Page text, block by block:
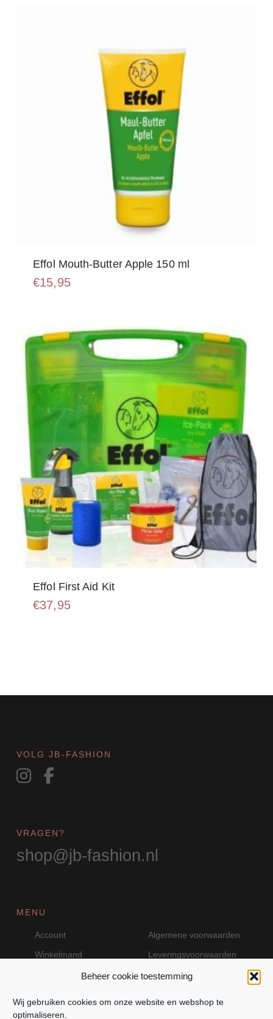
Beheer cookie toestemming
Wij gebruiken cookies om onze website en webshop te
optimaliseren.
Effol Mouth-Butter Apple 150 ml
€15,95
Effol First Aid Kit
€37,95
VOLG JB-FASHION
VRAGEN?
shop@jb-fashion.nl
MENU
Account
Algemene voorwaarden
Winkelmand
Leveringsvoorwaarden
VEILIG BETALEN MET MOLLIE